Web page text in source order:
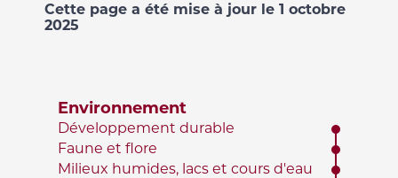
Cette page a été mise à jour le 1 octobre
2025
Environnement
Développement durable
Faune et flore
Milieux humides, lacs et cours d'eau